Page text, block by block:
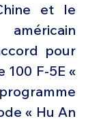
et le
pour
F-5E «
« Hu An